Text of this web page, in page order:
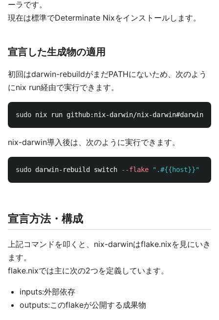
ーラです。
現在は標準でDeterminate Nixをインストールします。
宣言した生成物の適用
初回はdarwin-rebuildがまだPATHにないため、次のよう
にnix run経由で実行できます。
sudo nix run github:nix-darwin/nix-darwin#darwin-
nix-darwin導入後は、次のように実行できます。
sudo darwin-rebuild switch --flake ".#{{host}}"
宣言方法・構成
上記コマンドを叩くと、nix-darwinはflake.nixを見にいき
ます。
flake.nixでは主に次の2つを定義しています。
inputs:外部依存
outputs:このflakeが公開する成果物